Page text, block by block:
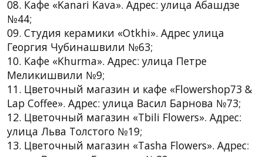
08. Кафе «Kanari Kava». Адрес: улица Абашдзе
№44;
09. Студия керамики «Otkhi». Адрес улица
Георгия Чубинашвили №63;
10. Кафе «Khurma». Адрес: улица Петре
Меликишвили №9;
11. Цветочный магазин и кафе «Flowershop73 &
Lap Сoffee». Адрес: улица Васил Барнова №73;
12. Цветочный магазин «Tbili Flowers». Адрес:
улица Льва Толстого №19;
13. Цветочный магазин «Tasha Flowers». Адрес: